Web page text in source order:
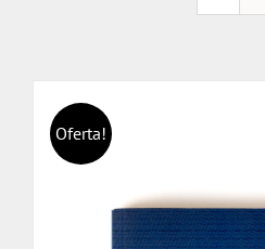
Oferta!